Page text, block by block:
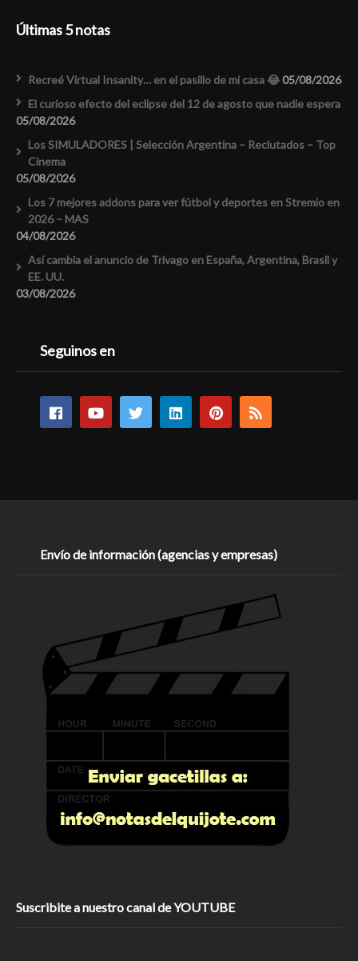
Últimas 5 notas
Recreé Virtual Insanity… en el pasillo de mi casa 😂05/08/2026
El curioso efecto del eclipse del 12 de agosto que nadie espera
05/08/2026
Los SIMULADORES | Selección Argentina – Reclutados – Top
Cinema
05/08/2026
Los 7 mejores addons para ver fútbol y deportes en Stremio en
2026 – MAS
04/08/2026
Así cambia el anuncio de Trivago en España, Argentina, Brasil y
EE. UU.
03/08/2026
Seguinos en
Envío de información (agencias y empresas)
Suscribite a nuestro canal de YOUTUBE